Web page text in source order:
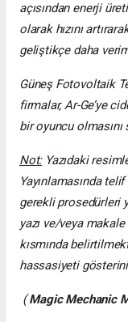
açısından enerji
olarak hızını
geliştikçe daha
Güneş Fotovoltaik
firmalar, Ar-Ge’ye
bir oyuncu olmasını
Not:Yazıdaki
Yayınlamasında
gerekli prosedürleri
yazı ve/veya makale
kısmında
hassasiyeti
(Magic Mechanic